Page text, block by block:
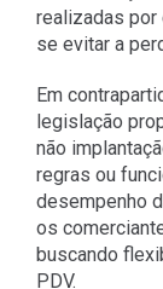
realizadas
se evitar a
Em
legislação
não
regras ou
desempenho
os
buscando
PDV.